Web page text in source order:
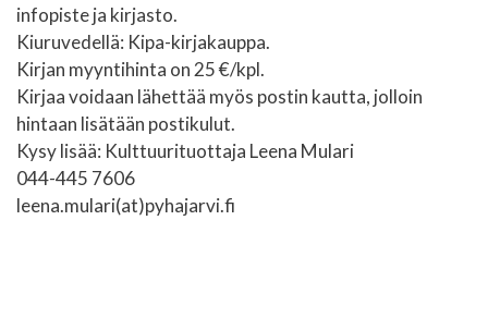
infopiste ja kirjasto.
Kiuruvedellä: Kipa-kirjakauppa.
Kirjan myyntihinta on 25 €/kpl.
Kirjaa voidaan lähettää myös postin kautta, jolloin
hintaan lisätään postikulut.
Kysy lisää: Kulttuurituottaja Leena Mulari
044-445 7606
leena.mulari(at)pyhajarvi.fi